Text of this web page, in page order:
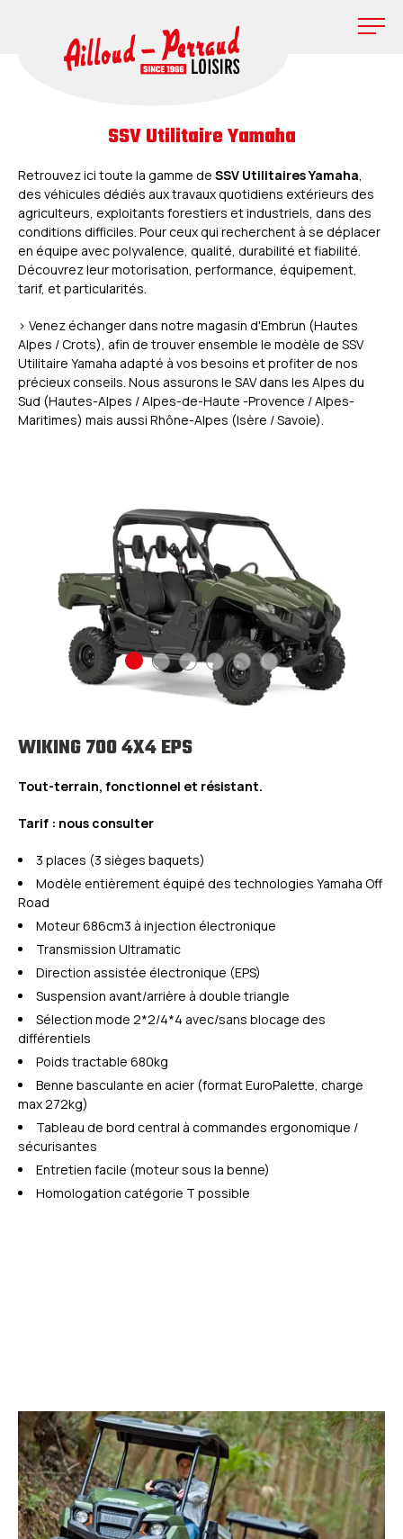
SSV Utilitaire Yamaha
Retrouvez ici toute la gamme de SSV Utilitaires Yamaha,
des véhicules dédiés aux travaux quotidiens extérieurs des
agriculteurs, exploitants forestiers et industriels, dans des
conditions difficiles. Pour ceux qui recherchent à se déplacer
en équipe avec polyvalence, qualité, durabilité et fiabilité.
Découvrez leur motorisation, performance, équipement,
tarif, et particularités.
> Venez échanger dans notre magasin d'Embrun (Hautes
Alpes / Crots), afin de trouver ensemble le modèle de SSV
Utilitaire Yamaha adapté à vos besoins et profiter de nos
précieux conseils. Nous assurons le SAV dans les Alpes du
Sud (Hautes-Alpes / Alpes-de-Haute -Provence / Alpes-
Maritimes) mais aussi Rhône-Alpes (Isère / Savoie).
WIKING 700 4X4 EPS
Tout-terrain, fonctionnel et résistant.
Tarif : nous consulter
3 places (3 sièges baquets)
Modèle entièrement équipé des technologies Yamaha Off
Road
Moteur 686cm3 à injection électronique
Transmission Ultramatic
Direction assistée électronique (EPS)
Suspension avant/arrière à double triangle
Sélection mode 2*2/4*4 avec/sans blocage des
différentiels
Poids tractable 680kg
Benne basculante en acier (format EuroPalette, charge
max 272kg)
Tableau de bord central à commandes ergonomique /
sécurisantes
Entretien facile (moteur sous la benne)
Homologation catégorie T possible